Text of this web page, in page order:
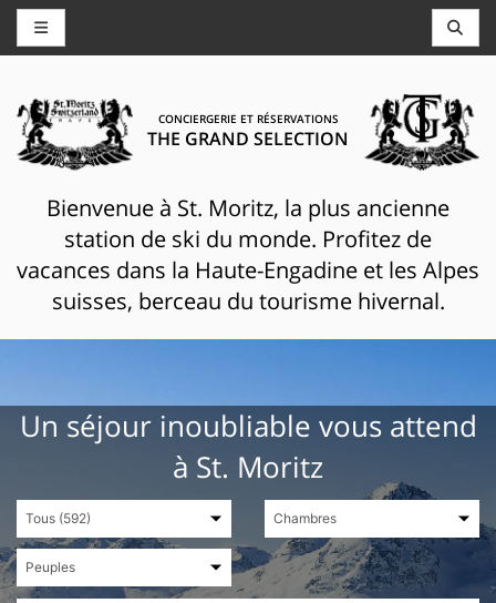
CONCIERGERIE ET RÉSERVATIONS
THE GRAND SELECTION
Bienvenue à St. Moritz, la plus ancienne
station de ski du monde. Profitez de
vacances dans la Haute-Engadine et les Alpes
suisses, berceau du tourisme hivernal.
Un séjour inoubliable vous attend
à St. Moritz